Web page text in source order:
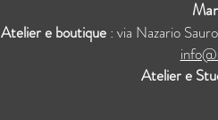
Atelier e boutique : via Nazario
Atelier e